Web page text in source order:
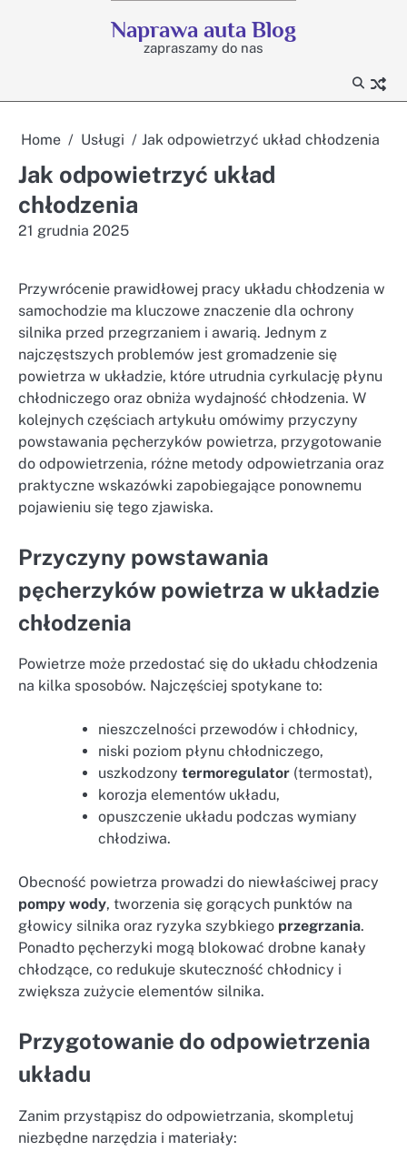
Naprawa auta Blog
zapraszamy do nas
Home Usługi Jak odpowietrzyć układ chłodzenia
Jak odpowietrzyć układ
chłodzenia
21 grudnia 2025
Przywrócenie prawidłowej pracy układu chłodzenia w
samochodzie ma kluczowe znaczenie dla ochrony
silnika przed przegrzaniem i awarią. Jednym z
najczęstszych problemów jest gromadzenie się
powietrza w układzie, które utrudnia cyrkulację płynu
chłodniczego oraz obniża wydajność chłodzenia. W
kolejnych częściach artykułu omówimy przyczyny
powstawania pęcherzyków powietrza, przygotowanie
do odpowietrzenia, różne metody odpowietrzania oraz
praktyczne wskazówki zapobiegające ponownemu
pojawieniu się tego zjawiska.
Przyczyny powstawania
pęcherzyków powietrza w układzie
chłodzenia
Powietrze może przedostać się do układu chłodzenia
na kilka sposobów. Najczęściej spotykane to:
nieszczelności przewodów i chłodnicy,
niski poziom płynu chłodniczego,
uszkodzony termoregulator (termostat),
korozja elementów układu,
opuszczenie układu podczas wymiany
chłodziwa.
Obecność powietrza prowadzi do niewłaściwej pracy
pompy wody, tworzenia się gorących punktów na
głowicy silnika oraz ryzyka szybkiego przegrzania.
Ponadto pęcherzyki mogą blokować drobne kanały
chłodzące, co redukuje skuteczność chłodnicy i
zwiększa zużycie elementów silnika.
Przygotowanie do odpowietrzenia
układu
Zanim przystąpisz do odpowietrzania, skompletuj
niezbędne narzędzia i materiały: